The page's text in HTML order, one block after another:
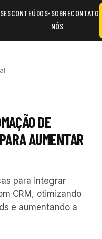
CONTEÚDOS▾SOBRE
NÓS
CONTATO
DE
AUMENTAR
para integrar
CRM, otimizando
e aumentando a